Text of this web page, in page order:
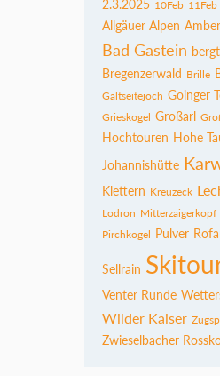
2.3.2025 10Feb 11Feb
Allgäuer Alpen
Bad Gastein
Bregenzerwald Brille
Galtseitejoch Goinger
Grieskogel Großarl
Hochtouren Hohe
Johannishütte
Klettern Kreuzeck
Lodron Mitterzaigerkopf
Pirchkogel Pulver
Sellrain
Venter Runde
Wilder Kaiser
Zwieselbacher